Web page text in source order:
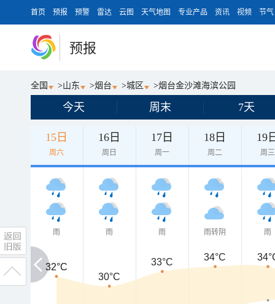
首页 预报 预警 雷达 云图 天气地图 专业产品 资讯 视频 节气
预报
全国 >山东 >烟台 >城区 >烟台金沙滩海滨公园
今天 周末 7天
15日
周六
16日
周日
17日
周一
18日
周二
19
周三
雨 雨 雨 雨转阴 雨
32°C
32°C
30°C
33°C 34°C